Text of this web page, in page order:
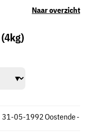
Naar overzicht
(4kg)
Oostende-
31-05-1992